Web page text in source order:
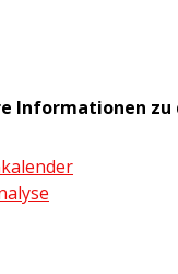
Informationen zu